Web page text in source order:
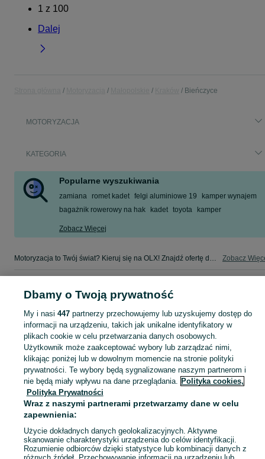
1 z 100
Dalej
Bieńczyce
MOTORYZACJA
KATEGORIA
Popularne wyszukiwania
zamiana romet kadet felgi aluminiowe 19
kamper wynajem
bagażnik rowerowy na hak
kadet toyota kamper
Zobacz Więcej
Motoryzacja to Twój świat? Kieruj się na OLX! Znajdź ofertę dla siebie w kategorii Motoryzacja na OLX - Kraków i okolice! Zobacz
Mapa miejscowości
Mapa ministron
Popularne wyszukiwania
Dbamy o Twoją prywatność
My i nasi 447partnerzy przechowujemy lub uzyskujemy dostęp do
informacji na urządzeniu, takich jak unikalne identyfikatory w
plikach cookie w celu przetwarzania danych osobowych.
Użytkownik może zaakceptować wybory lub zarządzać nimi,
klikając poniżej lub w dowolnym momencie na stronie polityki
prywatności. Te wybory będą sygnalizowane naszym partnerom i
nie będą miały wpływu na dane przeglądania. Polityka cookies,
Polityka Prywatności
Wraz z naszymi partnerami przetwarzamy dane w celu
zapewnienia:
Użycie dokładnych danych geolokalizacyjnych. Aktywne
skanowanie charakterystyki urządzenia do celów identyfikacji.
Rozumienie odbiorców dzięki statystyce lub kombinacji danych z